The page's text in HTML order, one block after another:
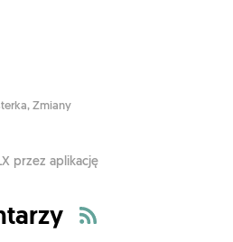
,Zmiany
przez aplikację